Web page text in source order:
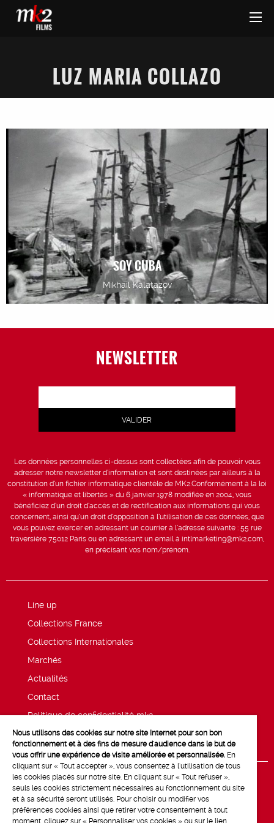
LUZ MARIA COLLAZO
SOY CUBA
Mikhail Kalatazov
NEWSLETTER
Les données personnelles ci-dessus sont collectées afin de pouvoir vous
adresser notre newsletter d’information et sont destinées par ailleurs à la
constitution d’un fichier informatique clientèle de MK2.Conformément à la loi
« informatique et libertés » du 6 janvier 1978 modifiée en 2004, vous
bénéficiez d’un droit d’accès et de rectification aux informations qui vous
concernent, ainsi qu’un droit d’opposition à l’utilisation de ces données, que
vous pouvez exercer en adressant un courrier à l’adresse suivante : 55 rue
traversière 75012 Paris ou en adressant un email à intlmarketing@mk2.com,
en précisant vos nom/prénom.
Line up
Collections France
Collections Internationales
Marchés
Actualités
Contact
Politique de confidentialité mk2
Mentions légales
Nous utilisons des cookies sur notre site Internet pour son bon
fonctionnement et à des fins de mesure d'audience dans le but de
vous offrir une expérience de visite améliorée et personnalisée. En
cliquant sur « Tout accepter », vous consentez à l'utilisation de tous
les cookies placés sur notre site. En cliquant sur « Tout refuser »,
seuls les cookies strictement nécessaires au fonctionnement du site
et à sa sécurité seront utilisés. Pour choisir ou modifier vos
préférences cookies ainsi que retirer votre consentement à tout
moment, cliquez sur « Personnaliser vos cookies » ou sur le lien